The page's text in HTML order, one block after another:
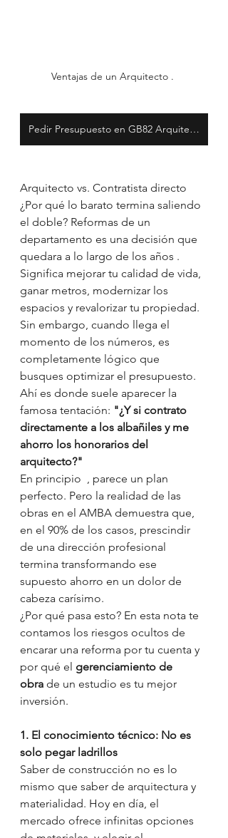
Ventajas de un Arquitecto .
Pedir Presupuesto en GB82 Arquitectura - Sin Costo!!
Arquitecto vs. Contratista directo
¿Por qué lo barato termina saliendo
el doble? Reformas de un
departamento es una decisión que
quedara a lo largo de los años .
Significa mejorar tu calidad de vida,
ganar metros, modernizar los
espacios y revalorizar tu propiedad.
Sin embargo, cuando llega el
momento de los números, es
completamente lógico que
busques optimizar el presupuesto.
Ahí es donde suele aparecer la
famosa tentación: "¿Y si contrato
directamente a los albañiles y me
ahorro los honorarios del
arquitecto?"
En principio  , parece un plan
perfecto. Pero la realidad de las
obras en el AMBA demuestra que,
en el 90% de los casos, prescindir
de una dirección profesional
termina transformando ese
supuesto ahorro en un dolor de
cabeza carísimo.
¿Por qué pasa esto? En esta nota te
contamos los riesgos ocultos de
encarar una reforma por tu cuenta y
por qué el gerenciamiento de
obra de un estudio es tu mejor
inversión.
1. El conocimiento técnico: No es
solo pegar ladrillos
Saber de construcción no es lo
mismo que saber de arquitectura y
materialidad. Hoy en día, el
mercado ofrece infinitas opciones